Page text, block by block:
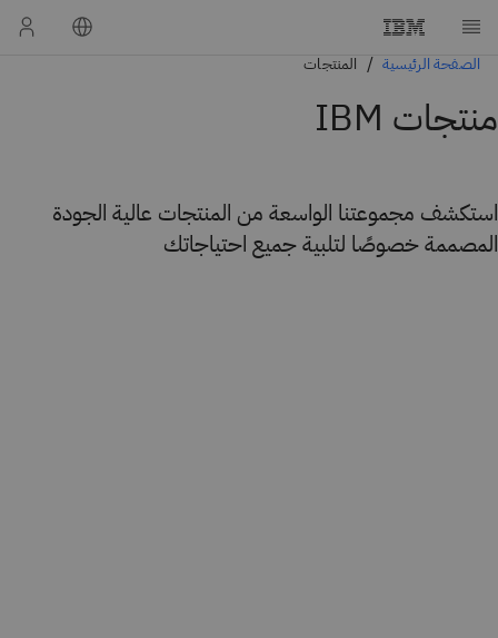
الصفحة الرئيسية المنتجات
منتجات IBM
استكشف مجموعتنا الواسعة من المنتجات عالية الجودة
المصممة خصوصًا لتلبية جميع احتياجاتك